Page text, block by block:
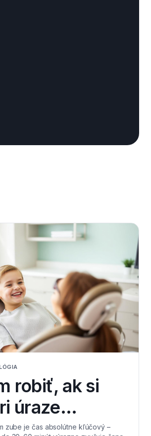
robiť, ak si
úraze
alebo vybije
zube je čas absolútne kľúčový –